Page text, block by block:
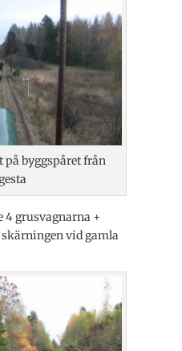
på byggspåret från
4 grusvagnarna +
vid gamla